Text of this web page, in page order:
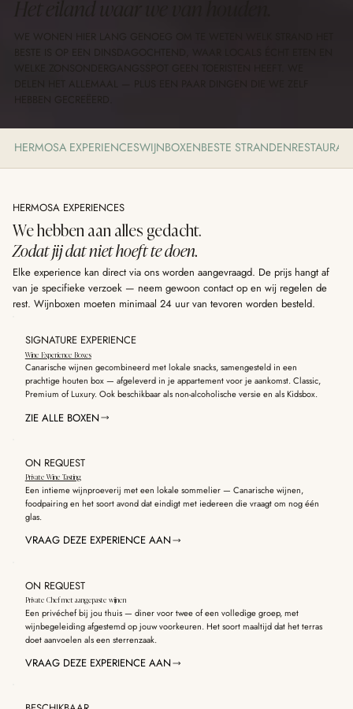
HERMOSA EXPERIENCESWIJNBOXENBESTE STRANDEN
HERMOSA EXPERIENCES
We hebben aan alles gedacht.
Zodat jij dat niet hoeft te doen.
Elke experience kan direct via ons worden aangevraagd. De prijs hangt af
van je specifieke verzoek — neem gewoon contact op en wij regelen de
rest. Wijnboxen moeten minimaal 24 uur van tevoren worden besteld.
SIGNATURE EXPERIENCE
Wine Experience Boxes
Canarische wijnen gecombineerd met lokale snacks, samengesteld in een
prachtige houten box — afgeleverd in je appartement voor je aankomst. Classic,
Premium of Luxury. Ook beschikbaar als non-alcoholische versie en als Kidsbox.
ZIE ALLE BOXEN
ON REQUEST
Private Wine Tasting
Een intieme wijnproeverij met een lokale sommelier — Canarische wijnen,
foodpairing en het soort avond dat eindigt met iedereen die vraagt om nog één
glas.
VRAAG DEZE EXPERIENCE AAN
ON REQUEST
Private Chef met aangepaste wijnen
Een privéchef bij jou thuis — diner voor twee of een volledige groep, met
wijnbegeleiding afgestemd op jouw voorkeuren. Het soort maaltijd dat het terras
doet aanvoelen als een sterrenzaak.
VRAAG DEZE EXPERIENCE AAN